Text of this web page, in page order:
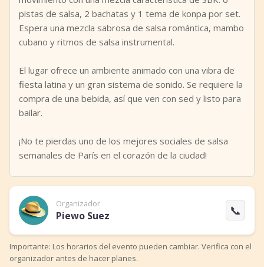
pistas de salsa, 2 bachatas y 1 tema de konpa por set.
Espera una mezcla sabrosa de salsa romántica, mambo
cubano y ritmos de salsa instrumental.
El lugar ofrece un ambiente animado con una vibra de
fiesta latina y un gran sistema de sonido. Se requiere la
compra de una bebida, así que ven con sed y listo para
bailar.
¡No te pierdas uno de los mejores sociales de salsa
semanales de París en el corazón de la ciudad!
Organizador
Piewo Suez 📞
Importante: Los horarios del evento pueden cambiar. Verifica con el
organizador antes de hacer planes.